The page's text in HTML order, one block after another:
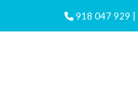
918 047 929 |